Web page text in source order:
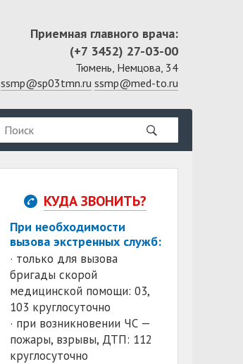
Приемная главного врача:
(+7 3452) 27-03-00
Тюмень, Немцова, 34
ssmp@sp03tmn.ru ssmp@med-to.ru
КУДА ЗВОНИТЬ?
При необходимости
вызова экстренных служб:
· только для вызова
бригады скорой
медицинской помощи: 03,
103 круглосуточно
· при возникновении ЧС —
пожары, взрывы, ДТП: 112
круглосуточно